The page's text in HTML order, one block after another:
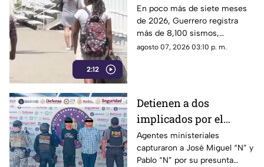
2:12
que va de 2026, el año
con mayor sismicidad
de los últimos cinco
años
En poco más de siete meses
de 2026, Guerrero registra
más de 8,100 sismos,
posicionándose como el año
agosto 07, 2026 03:10 p. m.
Detienen a dos
implicados por el
homicidio de Violeta en
su estética en Acapulco
Agentes ministeriales
capturaron a José Miguel “N” y
Pablo “N” por su presunta